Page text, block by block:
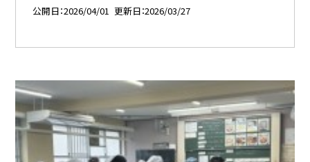
公開日 2026/04/01 更新日 2026/03/27